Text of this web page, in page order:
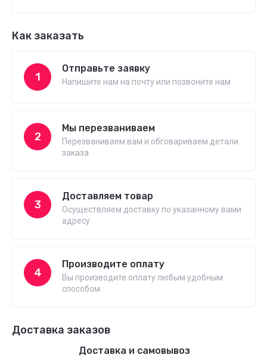
Как заказать
1
Отправьте заявку
Напишите нам на почту или позвоните нам
2
Мы перезваниваем
Перезваниваем вам и обговариваем детали
заказа
3
Доставляем товар
Осуществляем доставку по указанному вами
адресу
4
Производите оплату
Вы производите оплату любым удобным
способом
Доставка заказов
Доставка и самовывоз